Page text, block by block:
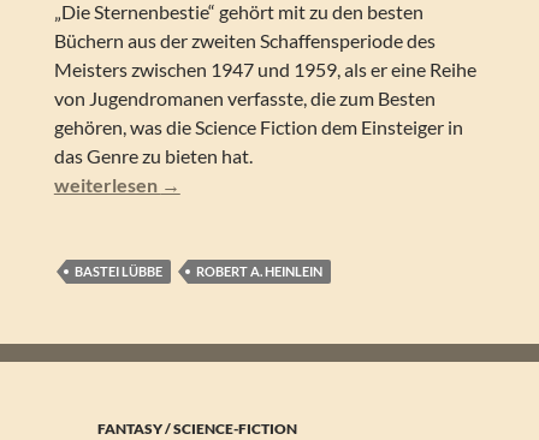
„Die Sternenbestie“ gehört mit zu den besten
Büchern aus der zweiten Schaffensperiode des
Meisters zwischen 1947 und 1959, als er eine Reihe
von Jugendromanen verfasste, die zum Besten
gehören, was die Science Fiction dem Einsteiger in
das Genre zu bieten hat.
Robert A. Heinlein – Die Sternenbestie
weiterlesen →
BASTEI LÜBBE ROBERT A. HEINLEIN
FANTASY / SCIENCE-FICTION